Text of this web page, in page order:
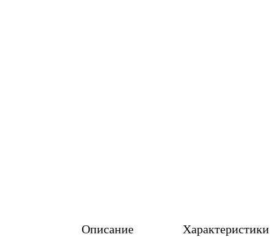
Описание Характеристики